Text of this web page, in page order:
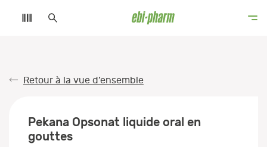
Retour à la vue d’ensemble
Pekana Opsonat liquide oral en
gouttes